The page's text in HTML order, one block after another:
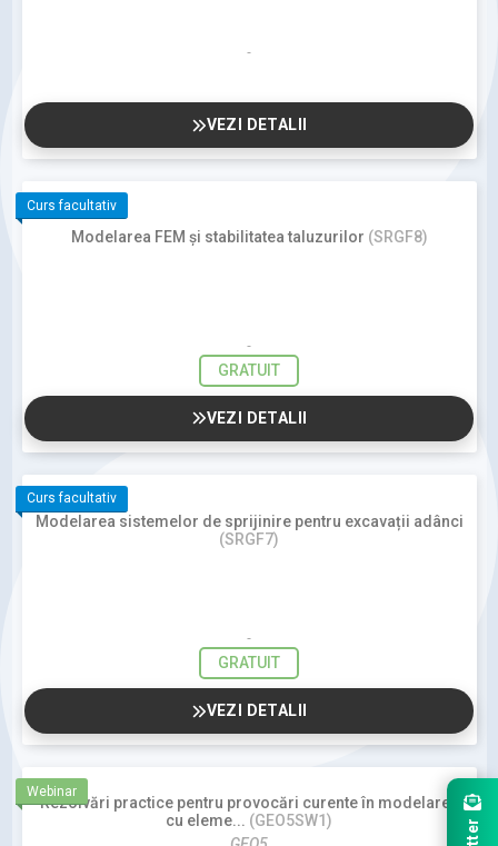
VEZI DETALII
Curs facultativ
Modelarea FEM și stabilitatea taluzurilor (SRGF8)
GRATUIT
VEZI DETALII
Curs facultativ
Modelarea sistemelor de sprijinire pentru excavații adânci
(SRGF7)
GRATUIT
VEZI DETALII
Webinar
Rezolvări practice pentru provocări curente în modelarea
cu eleme... (GEO5SW1)